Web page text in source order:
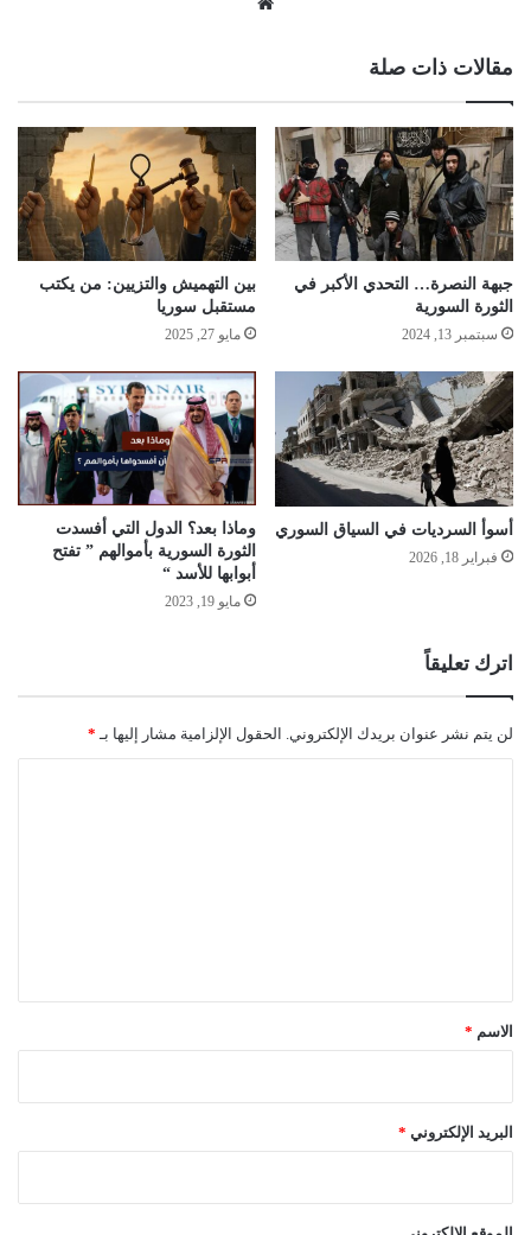
مقالات ذات صلة
جبهة النصرة… التحدي الأكبر في
الثورة السورية
سبتمبر 13, 2024
بين التهميش والتزيين: من يكتب
مستقبل سوريا
مايو 27, 2025
أسوأ السرديات في السياق السوري
فبراير 18, 2026
وماذا بعد؟ الدول التي أفسدت
الثورة السورية بأموالهم ” تفتح
أبوابها للأسد “
مايو 19, 2023
اترك تعليقاً
لن يتم نشر عنوان بريدك الإلكتروني. الحقول الإلزامية مشار إليها بـ *
*الاسم *
البريد الإلكتروني *